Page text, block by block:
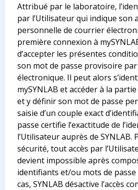
Attribué par le laboratoire,
par l’Utilisateur qui indique son
personnelle de courrier
première connexion à
d’accepter les présentes
son mot de passe provisoire
électronique. Il peut alors
mySYNLAB et accéder à la
et y définir son mot de passe
saisie d’un couple exact
passe certifie l’exactitude de
l’Utilisateur auprès de SYNLAB.
sécurité, tout accès par
devient impossible après
identifiants et/ou mots de passe
cas, SYNLAB désactive l’accès